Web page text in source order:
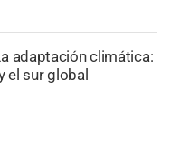
adaptación climática:
el sur global